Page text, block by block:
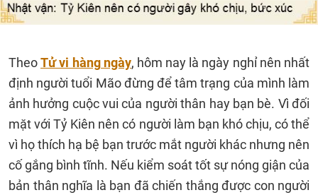
TheoTử vi hàng ngày, hôm nay là ngày nghỉ nên nhất
định người tuổi Mão đừng để tâm trạng của mình làm
ảnh hưởng cuộc vui của người thân hay bạn bè. Vì đối
mặt với Tỷ Kiên nên có người làm bạn khó chịu, có thể
vì họ thích hạ bệ bạn trước mắt người khác nhưng nên
cố gắng bình tĩnh. Nếu kiểm soát tốt sự nóng giận của
bản thân nghĩa là bạn đã chiến thắng được con người